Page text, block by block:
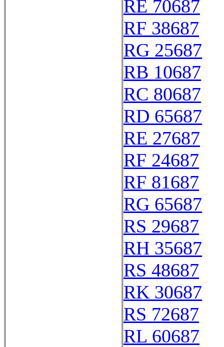
RE 70687
RF 38687
RG 25687
RB 10687
RC 80687
RD 65687
RE 27687
RF 24687
RF 81687
RG 65687
RS 29687
RH 35687
RS 48687
RK 30687
RS 72687
RL 60687